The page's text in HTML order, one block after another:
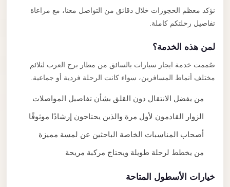
نؤكد معظم الحجوزات خلال دقائق من التواصل معنا، مع مراعاة
تفاصيل رحلتكم كاملة.
لمن هذه الخدمة؟
صُممت خدمة ايجار سيارات بالسائق من مطار برج العرب لتلائم
مختلف أنماط المسافرين، سواء كانت الرحلة فردية أو جماعية.
من يفضل الانتقال دون القلق بشأن تفاصيل المواصلات
الزوار القادمون لأول مرة والذين يحتاجون إرشادًا موثوقًا
أصحاب المناسبات الخاصة الباحثين عن لمسة مميزة
من يخطط لرحلة طويلة ويحتاج مركبة مريحة
خيارات الأسطول المتاحة